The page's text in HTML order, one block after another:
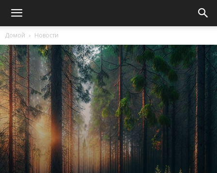
Домой Новости